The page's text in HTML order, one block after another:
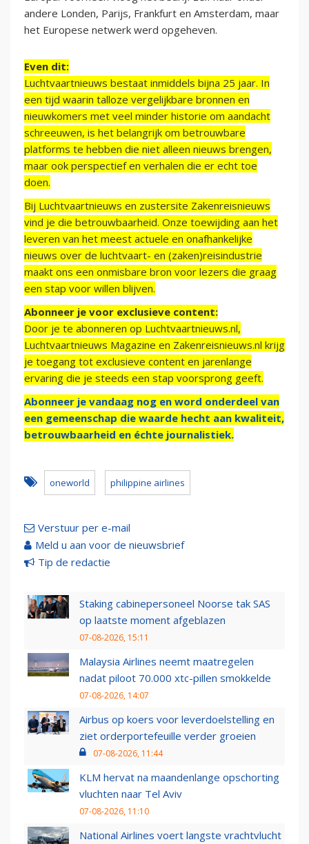
andere Londen, Parijs, Frankfurt en Amsterdam, maar
het Europese netwerk werd opgeheven.
Even dit:
Luchtvaartnieuws bestaat inmiddels bijna 25 jaar. In
een tijd waarin talloze vergelijkbare bronnen en
nieuwkomers met veel minder historie om aandacht
schreeuwen, is het belangrijk om betrouwbare
platforms te hebben die niet alleen nieuws brengen,
maar ook perspectief en verhalen die er echt toe
doen.
Bij Luchtvaartnieuws en zustersite Zakenreisnieuws
vind je die betrouwbaarheid. Onze toewijding aan het
leveren van het meest actuele en onafhankelijke
nieuws over de luchtvaart- en (zaken)reisindustrie
maakt ons een onmisbare bron voor lezers die graag
een stap voor willen blijven.
Abonneer je voor exclusieve content:
Door je te abonneren op Luchtvaartnieuws.nl,
Luchtvaartnieuws Magazine en Zakenreisnieuws.nl krijg
je toegang tot exclusieve content en jarenlange
ervaring die je steeds een stap voorsprong geeft.
Abonneer je vandaag nog en word onderdeel van
een gemeenschap die waarde hecht aan kwaliteit,
betrouwbaarheid en échte journalistiek.
oneworld philippine airlines
Verstuur per e-mail
Meld u aan voor de nieuwsbrief
Tip de redactie
Staking cabinepersoneel Noorse tak SAS
op laatste moment afgeblazen
07-08-2026, 15:11
Malaysia Airlines neemt maatregelen
nadat piloot 70.000 xtc-pillen smokkelde
07-08-2026, 14:07
Airbus op koers voor leverdoelstelling en
ziet orderportefeuille verder groeien
07-08-2026, 11:44
KLM hervat na maandenlange opschorting
vluchten naar Tel Aviv
07-08-2026, 11:10
National Airlines voert langste vrachtvlucht